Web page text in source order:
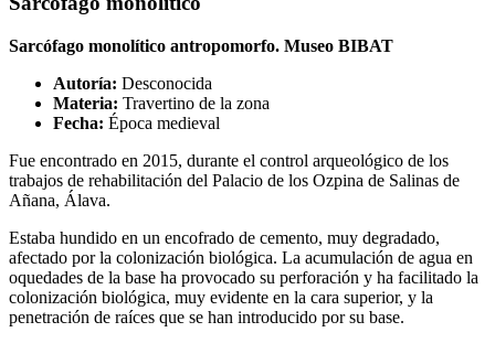
Sarcófago monolítico antropomorfo. Museo BIBAT
Autoría: Desconocida
Materia: Travertino de la zona
Fecha: Época medieval
Fue encontrado en 2015, durante el control arqueológico de los
trabajos de rehabilitación del Palacio de los Ozpina de Salinas de
Añana, Álava.
Estaba hundido en un encofrado de cemento, muy degradado,
afectado por la colonización biológica. La acumulación de agua en
oquedades de la base ha provocado su perforación y ha facilitado la
colonización biológica, muy evidente en la cara superior, y la
penetración de raíces que se han introducido por su base.